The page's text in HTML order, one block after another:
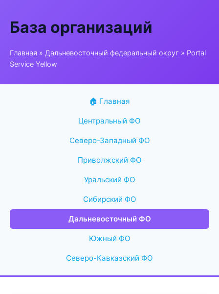
База организаций
Главная » Дальневосточный федеральный округ » Portal
Service Yellow
🏠 Главная
Центральный ФО
Северо-Западный ФО
Приволжский ФО
Уральский ФО
Сибирский ФО
Дальневосточный ФО
Южный ФО
Северо-Кавказский ФО